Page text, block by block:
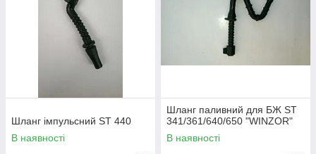
Шланг імпульсний ST 440
В наявності
Шланг паливний для БЖ ST
341/361/640/650 "WINZOR"
В наявності